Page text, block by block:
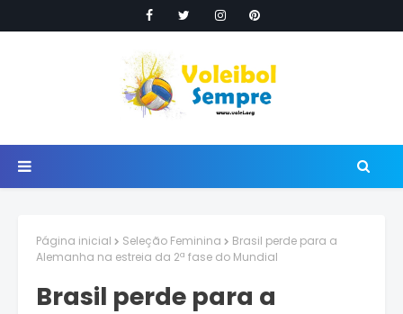
Página inicial Seleção Feminina
Brasil perde para a
Alemanha na estreia da 2ª fase do Mundial
Brasil perde para a